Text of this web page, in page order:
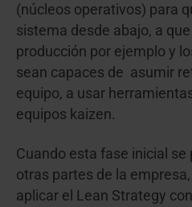
(núcleos operativos) para
sistema desde abajo, a
producción por ejemplo y
sean capaces de asumir
equipo, a usar
equipos kaizen.
Cuando esta fase inicial
otras partes de la
aplicar el Lean Strategy